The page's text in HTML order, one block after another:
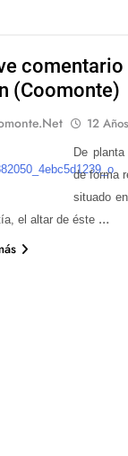
(Coomonte)
12
De
de forma
situado
el altar de éste …